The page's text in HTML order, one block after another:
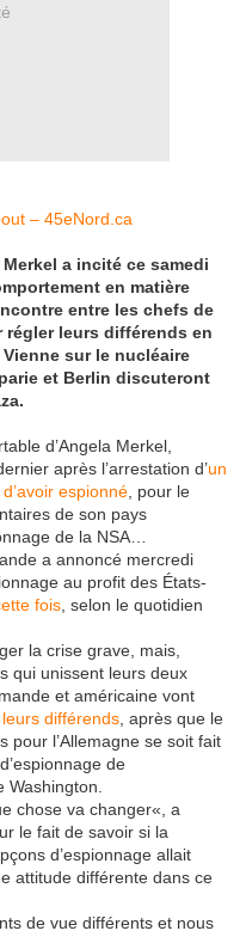
– 45eNord.ca
a incité ce samedi
en matière
entre les chefs de
leurs différends en
sur le nucléaire
et Berlin discuteront
d’Angela Merkel,
après l’arrestation d’un
espionné , pour le
de son pays
de la NSA…
a annoncé mercredi
au profit des États-
fois , selon le quotidien
la crise grave, mais,
qui unissent leurs deux
et américaine vont
différends , après que le
pour l’Allemagne se soit fait
de
chose va changer«, a
le fait de savoir si la
d’espionnage allait
attitude différente dans ce
de vue différents et nous